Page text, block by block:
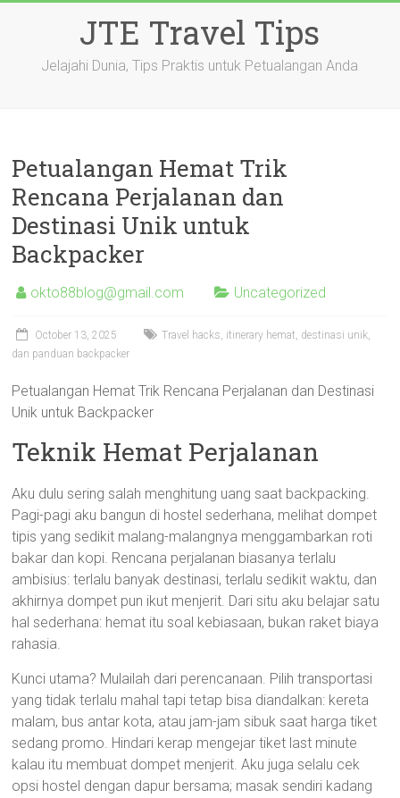
JTE Travel Tips
Jelajahi Dunia, Tips Praktis untuk Petualangan Anda
Petualangan Hemat Trik
Rencana Perjalanan dan
Destinasi Unik untuk
Backpacker
okto88blog@gmail.com Uncategorized
October 13, 2025
Travel hacks, itinerary hemat, destinasi unik,
dan panduan backpacker
Petualangan Hemat Trik Rencana Perjalanan dan Destinasi
Unik untuk Backpacker
Teknik Hemat Perjalanan
Aku dulu sering salah menghitung uang saat backpacking.
Pagi-pagi aku bangun di hostel sederhana, melihat dompet
tipis yang sedikit malang-malangnya menggambarkan roti
bakar dan kopi. Rencana perjalanan biasanya terlalu
ambisius: terlalu banyak destinasi, terlalu sedikit waktu, dan
akhirnya dompet pun ikut menjerit. Dari situ aku belajar satu
hal sederhana: hemat itu soal kebiasaan, bukan raket biaya
rahasia.
Kunci utama? Mulailah dari perencanaan. Pilih transportasi
yang tidak terlalu mahal tapi tetap bisa diandalkan: kereta
malam, bus antar kota, atau jam-jam sibuk saat harga tiket
sedang promo. Hindari kerap mengejar tiket last minute
kalau itu membuat dompet menjerit. Aku juga selalu cek
opsi hostel dengan dapur bersama; masak sendiri kadang